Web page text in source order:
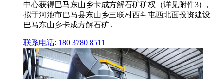
中心获得巴马东山乡卡成方解石矿矿权（详见附件3）,
拟于河池市巴马县东山乡三联村西斗屯西北面投资建设
巴马东山乡卡成方解石矿 .
联系电话: 180 3780 8511